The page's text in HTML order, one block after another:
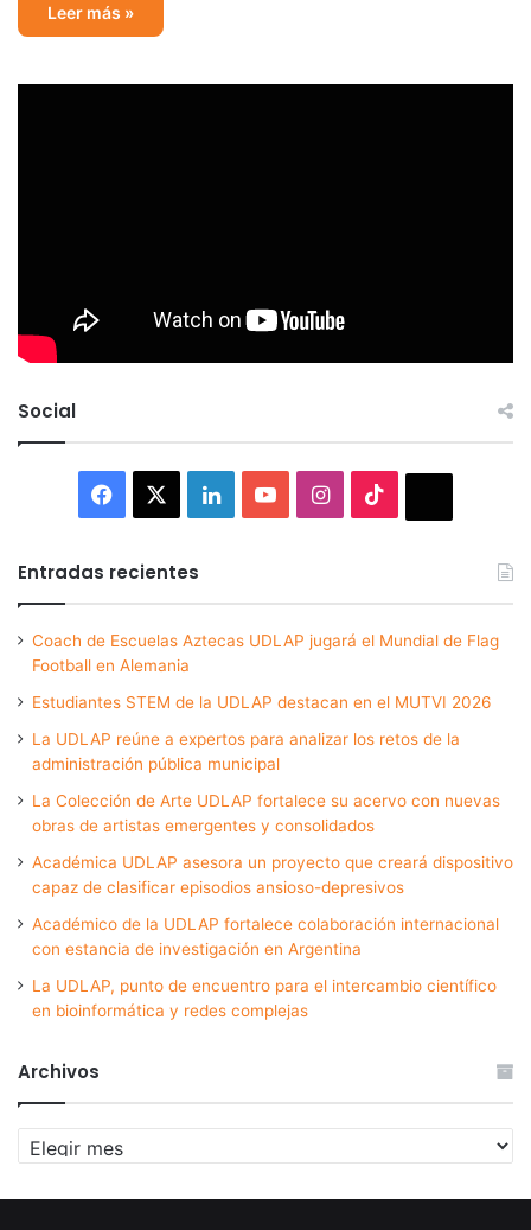
Leer más »
Social
Facebook LinkedInYouTubeInstagram
Entradas recientes
Coach de Escuelas Aztecas UDLAP jugará el Mundial de Flag
Football en Alemania
Estudiantes STEM de la UDLAP destacan en el MUTVI 2026
La UDLAP reúne a expertos para analizar los retos de la
administración pública municipal
La Colección de Arte UDLAP fortalece su acervo con nuevas
obras de artistas emergentes y consolidados
Académica UDLAP asesora un proyecto que creará dispositivo
capaz de clasificar episodios ansioso-depresivos
Académico de la UDLAP fortalece colaboración internacional
con estancia de investigación en Argentina
La UDLAP, punto de encuentro para el intercambio científico
en bioinformática y redes complejas
Archivos
Archivos